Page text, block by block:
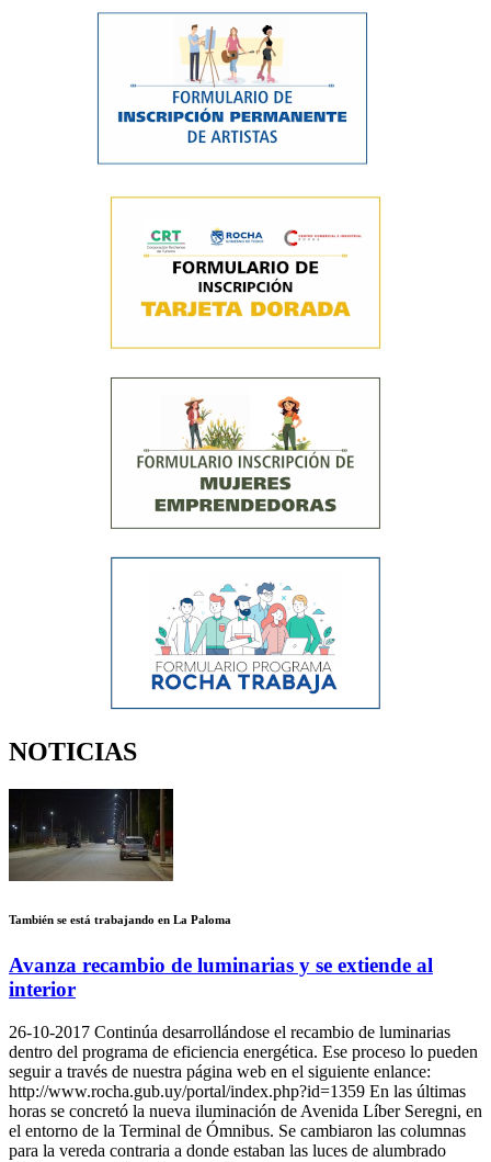
NOTICIAS
También se está trabajando en La Paloma
Avanza recambio de luminarias y se extiende al
interior
26-10-2017 Continúa desarrollándose el recambio de luminarias
dentro del programa de eficiencia energética. Ese proceso lo pueden
seguir a través de nuestra página web en el siguiente enlance:
http://www.rocha.gub.uy/portal/index.php?id=1359 En las últimas
horas se concretó la nueva iluminación de Avenida Líber Seregni, en
el entorno de la Terminal de Ómnibus. Se cambiaron las columnas
para la vereda contraria a donde estaban las luces de alumbrado